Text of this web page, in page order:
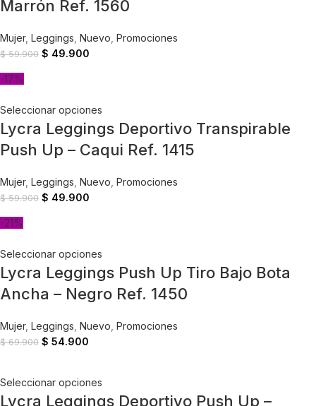
Marrón Ref. 1560
Mujer, Leggings Nuevo Promociones
$59.900 $ 49.900
-17%
Seleccionar opciones
Lycra Leggings Deportivo Transpirable
Push Up – Caqui Ref. 1415
Mujer, Leggings Nuevo Promociones
$59.900 $ 49.900
-21%
Seleccionar opciones
Lycra Leggings Push Up Tiro Bajo Bota
Ancha – Negro Ref. 1450
Mujer, Leggings Nuevo Promociones
$69.900 $ 54.900
Seleccionar opciones
Lycra Leggings Deportivo Push Up –